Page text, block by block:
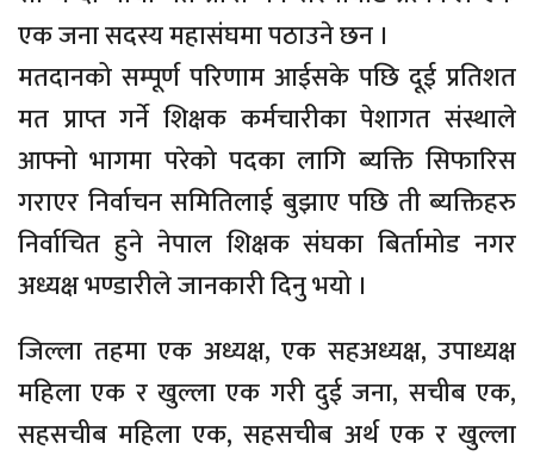
एक जना सदस्य महासंघमा पठाउने छन ।
मतदानको सम्पूर्ण परिणाम आईसके पछि दूई प्रतिशत
मत प्राप्त गर्ने शिक्षक कर्मचारीका पेशागत संस्थाले
आफ्नो भागमा परेको पदका लागि ब्यक्ति सिफारिस
गराएर निर्वाचन समितिलाई बुझाए पछि ती ब्यक्तिहरु
निर्वाचित हुने नेपाल शिक्षक संघका बिर्तामोड नगर
अध्यक्ष भण्डारीले जानकारी दिनु भयो ।
जिल्ला तहमा एक अध्यक्ष, एक सहअध्यक्ष, उपाध्यक्ष
महिला एक र खुल्ला एक गरी दुई जना, सचीब एक,
सहसचीब महिला एक, सहसचीब अर्थ एक र खुल्ला